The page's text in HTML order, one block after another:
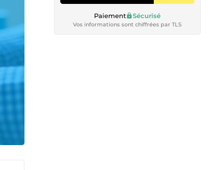
Paiement Sécurisé
Vos informations sont chiffrées par TLS